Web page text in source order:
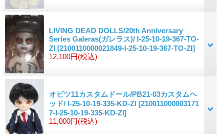
LIVING DEAD DOLLS/20th Anniversary
Series Galeras(ガレラス)/ I-25-10-19-367-TO-
ZI [2100110000021849-I-25-10-19-367-TO-ZI]
12,100円(税込)
オビツ11カスタムドール/PB21-03カスタムヘ
ッド/ I-25-10-19-335-KD-ZI [210011000003171
7-I-25-10-19-335-KD-ZI]
11,000円(税込)